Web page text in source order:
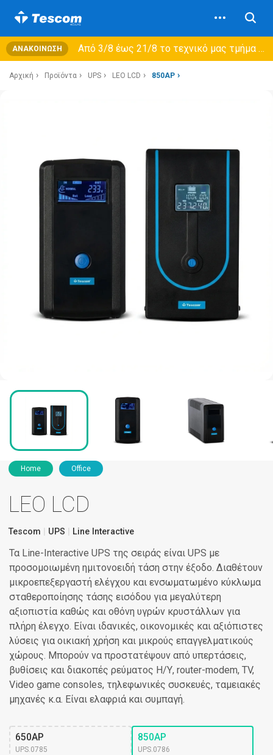
ΑΝΑΚΟΊΝΩΣΗ Από 3/8 έως 21/8 τo τεχνικό μας τμήμα θα εξυπηρετεί μόνο συμβόλαια συντήρησης και όχι νέες παραλαβές →
Αρχική Προϊόντα UPS LEO LCD 850AP
Home Office
LEO LCD
Tescom UPS Line Interactive
Τα Line-Interactive UPS της σειράς είναι UPS με
προσομοιωμένη ημιτονοειδή τάση στην έξοδο. Διαθέτουν
μικροεπεξεργαστή ελέγχου και ενσωματωμένο κύκλωμα
σταθεροποίησης τάσης εισόδου για μεγαλύτερη
αξιοπιστία καθώς και oθόνη υγρών κρυστάλλων για
πλήρη έλεγχο. Είναι ιδανικές, οικονομικές και αξιόπιστες
λύσεις για οικιακή χρήση και μικρούς επαγγελματικούς
χώρους. Μπορούν να προστατέψουν από υπερτάσεις,
βυθίσεις και διακοπές ρεύματος Η/Υ, router-modem, TV,
Video game consoles, τηλεφωνικές συσκευές, ταμειακές
μηχανές κ.α. Είναι ελαφριά και συμπαγή.
650AP
UPS.0785
850AP
UPS.0786